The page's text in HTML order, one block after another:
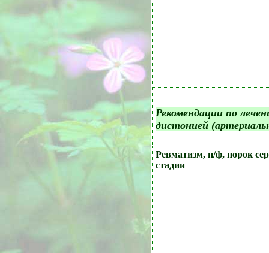
Рекомендации по
дистонией
Ревматизм, н/ф, порок
стадии